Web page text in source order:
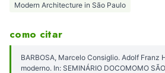
Modern Architecture in São Paulo
como citar
BARBOSA, Marcelo Consiglio. Adolf Franz
moderno. In: SEMINÁRIO DOCOMOMO